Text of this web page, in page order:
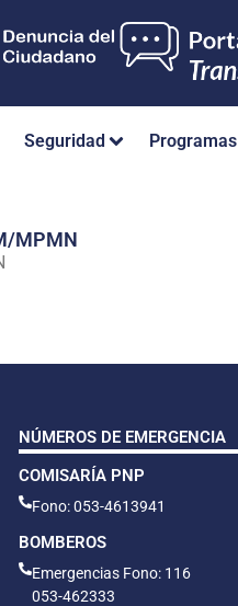
Seguridad Programas
MPMN
NÚMEROS DE EMERGENCIA
COMISARÍA PNP
Fono: 053-4613941
BOMBEROS
Emergencias Fono: 116
053-462333